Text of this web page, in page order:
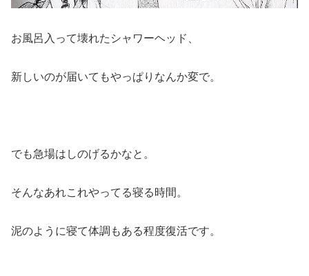
お風呂入って壊れたシャワーヘッド、
新しいのが届いてもやっぱりなんか変で。
でも急場はしのげるかなと。
そんなあれこれやってる寝る時間。
泥のように寝て体調もある程度復活です。